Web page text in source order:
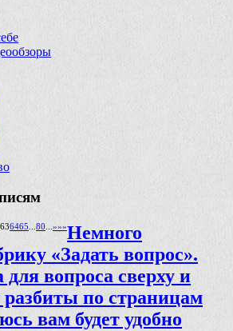
636465 80 »»»Немного
«Задать вопрос».
вопроса сверху и
по страницам
вам будет удобно